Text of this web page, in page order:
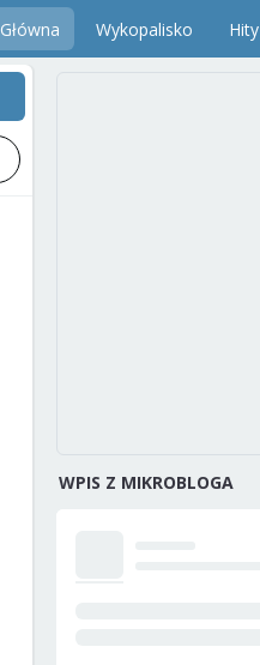
Główna Wykopalisko Hity
WPIS Z MIKROBLOGA